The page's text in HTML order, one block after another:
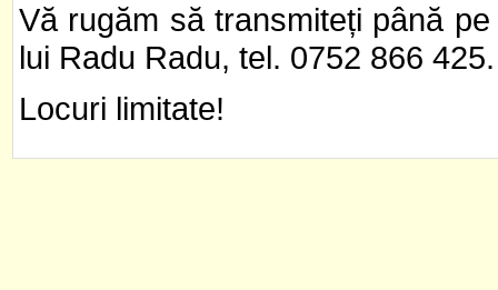
Vă rugăm să transmiteți până
lui Radu Radu, tel. 0752 866 425.
Locuri limitate!